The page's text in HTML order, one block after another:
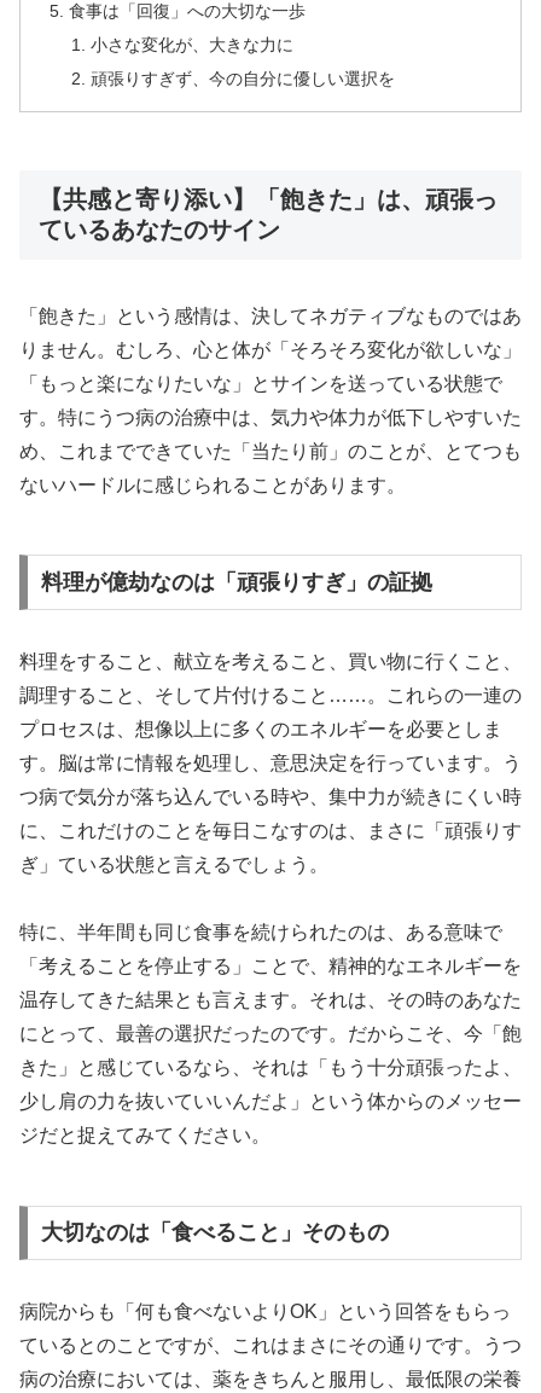
食事は「回復」への大切な一歩
小さな変化が、大きな力に
頑張りすぎず、今の自分に優しい選択を
【共感と寄り添い】「飽きた」は、頑張っ
ているあなたのサイン
「飽きた」という感情は、決してネガティブなものではあ
りません。むしろ、心と体が「そろそろ変化が欲しいな」
「もっと楽になりたいな」とサインを送っている状態で
す。特にうつ病の治療中は、気力や体力が低下しやすいた
め、これまでできていた「当たり前」のことが、とてつも
ないハードルに感じられることがあります。
料理が億劫なのは「頑張りすぎ」の証拠
料理をすること、献立を考えること、買い物に行くこと、
調理すること、そして片付けること……。これらの一連の
プロセスは、想像以上に多くのエネルギーを必要としま
す。脳は常に情報を処理し、意思決定を行っています。う
つ病で気分が落ち込んでいる時や、集中力が続きにくい時
に、これだけのことを毎日こなすのは、まさに「頑張りす
ぎ」ている状態と言えるでしょう。
特に、半年間も同じ食事を続けられたのは、ある意味で
「考えることを停止する」ことで、精神的なエネルギーを
温存してきた結果とも言えます。それは、その時のあなた
にとって、最善の選択だったのです。だからこそ、今「飽
きた」と感じているなら、それは「もう十分頑張ったよ、
少し肩の力を抜いていいんだよ」という体からのメッセー
ジだと捉えてみてください。
大切なのは「食べること」そのもの
病院からも「何も食べないよりOK」という回答をもらっ
ているとのことですが、これはまさにその通りです。うつ
病の治療においては、薬をきちんと服用し、最低限の栄養